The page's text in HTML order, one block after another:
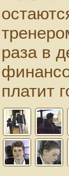
раза в
платит